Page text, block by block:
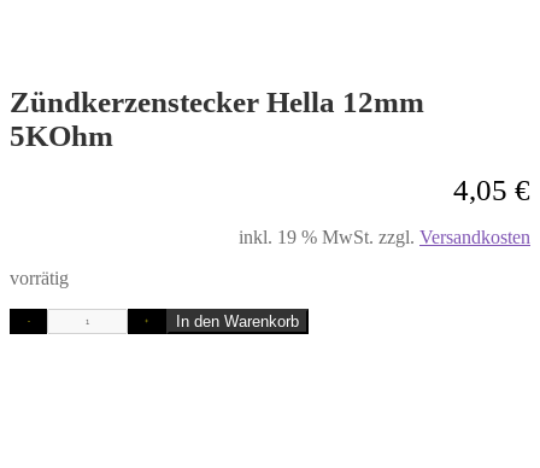
Zündkerzenstecker Hella 12mm
5KOhm
4,05 €
inkl. 19 % MwSt. zzgl. Versandkosten
vorrätig
- + In den Warenkorb